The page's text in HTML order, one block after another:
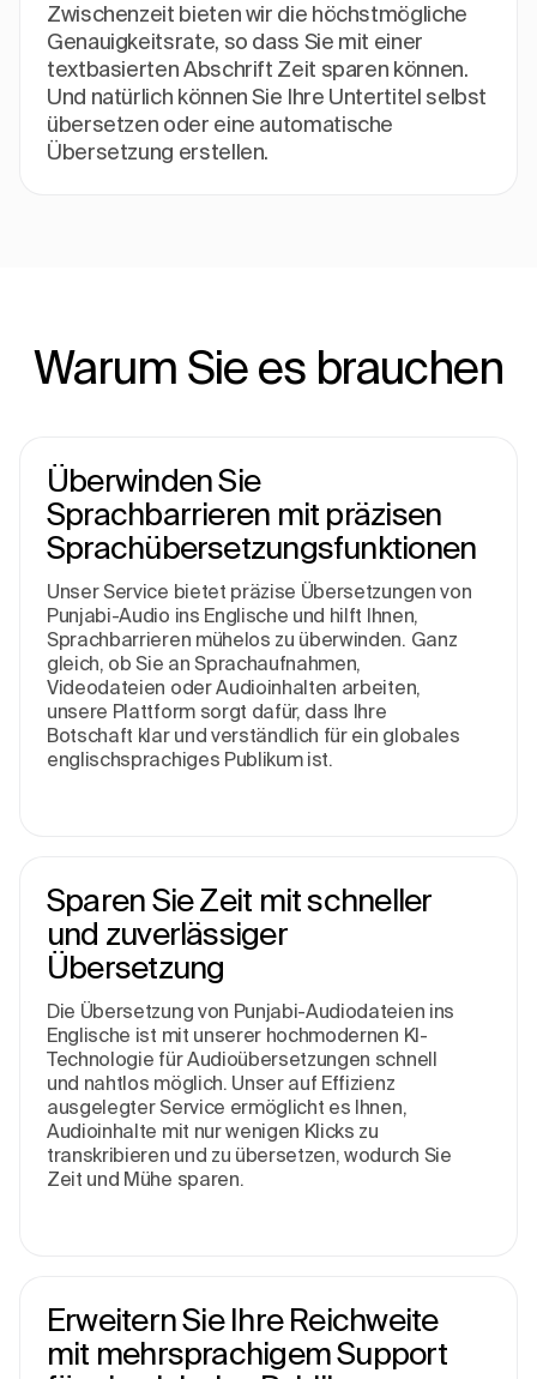
Zwischenzeit bieten wir die höchstmögliche
Genauigkeitsrate, so dass Sie mit einer
textbasierten Abschrift Zeit sparen können.
Und natürlich können Sie Ihre Untertitel selbst
übersetzen oder eine automatische
Übersetzung erstellen.
Warum Sie es brauchen
Überwinden Sie
Sprachbarrieren mit präzisen
Sprachübersetzungsfunktionen
Unser Service bietet präzise Übersetzungen von
Punjabi-Audio ins Englische und hilft Ihnen,
Sprachbarrieren mühelos zu überwinden. Ganz
gleich, ob Sie an Sprachaufnahmen,
Videodateien oder Audioinhalten arbeiten,
unsere Plattform sorgt dafür, dass Ihre
Botschaft klar und verständlich für ein globales
englischsprachiges Publikum ist.
Sparen Sie Zeit mit schneller
und zuverlässiger
Übersetzung
Die Übersetzung von Punjabi-Audiodateien ins
Englische ist mit unserer hochmodernen KI-
Technologie für Audioübersetzungen schnell
und nahtlos möglich. Unser auf Effizienz
ausgelegter Service ermöglicht es Ihnen,
Audioinhalte mit nur wenigen Klicks zu
transkribieren und zu übersetzen, wodurch Sie
Zeit und Mühe sparen.
Erweitern Sie Ihre Reichweite
mit mehrsprachigem Support